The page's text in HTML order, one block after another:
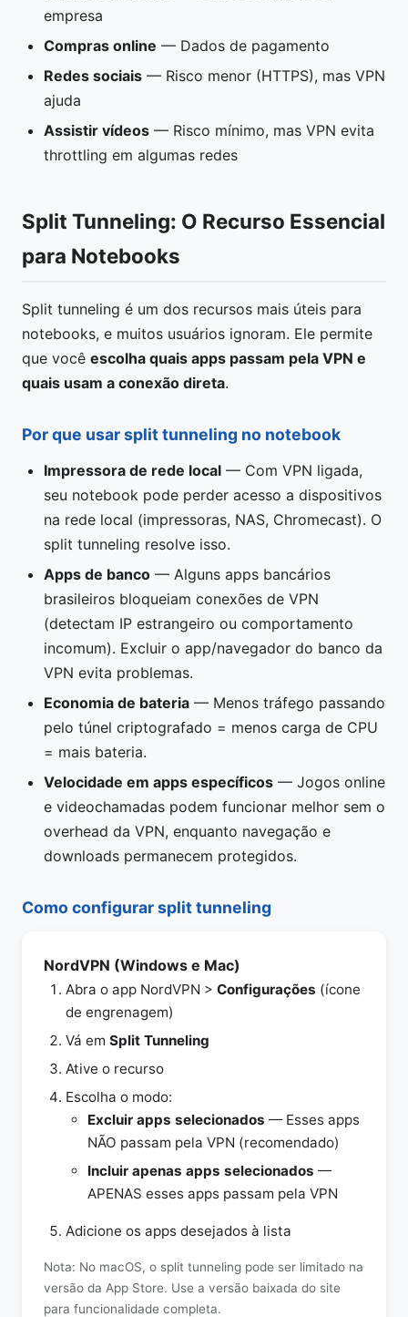
empresa
Compras online — Dados de pagamento
Redes sociais — Risco menor (HTTPS), mas VPN
ajuda
Assistir vídeos — Risco mínimo, mas VPN evita
throttling em algumas redes
Split Tunneling: O Recurso Essencial
para Notebooks
Split tunneling é um dos recursos mais úteis para
notebooks, e muitos usuários ignoram. Ele permite
que você escolha quais apps passam pela VPN e
quais usam a conexão direta.
Por que usar split tunneling no notebook
Impressora de rede local — Com VPN ligada,
seu notebook pode perder acesso a dispositivos
na rede local (impressoras, NAS, Chromecast). O
split tunneling resolve isso.
Apps de banco — Alguns apps bancários
brasileiros bloqueiam conexões de VPN
(detectam IP estrangeiro ou comportamento
incomum). Excluir o app/navegador do banco da
VPN evita problemas.
Economia de bateria — Menos tráfego passando
pelo túnel criptografado = menos carga de CPU
= mais bateria.
Velocidade em apps específicos — Jogos online
e videochamadas podem funcionar melhor sem o
overhead da VPN, enquanto navegação e
downloads permanecem protegidos.
Como configurar split tunneling
NordVPN (Windows e Mac)
Abra o app NordVPN > Configurações (ícone
de engrenagem)
Vá em Split Tunneling
Ative o recurso
Escolha o modo:
Excluir apps selecionados — Esses apps
NÃO passam pela VPN (recomendado)
Incluir apenas apps selecionados —
APENAS esses apps passam pela VPN
Adicione os apps desejados à lista
Nota: No macOS, o split tunneling pode ser limitado na
versão da App Store. Use a versão baixada do site
para funcionalidade completa.